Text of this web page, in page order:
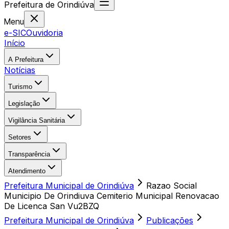
Prefeitura de Orindiúva
Menu
e-SICOuvidoria
Início
A Prefeitura
Notícias
Turismo
Legislação
Vigilância Sanitária
Setores
Transparência
Atendimento
Prefeitura Municipal de Orindiúva
Razao Social
Municipio De Orindiuva Cemiterio Municipal Renovacao
De Licenca San Vu2BZQ
Prefeitura Municipal de Orindiúva
Publicações